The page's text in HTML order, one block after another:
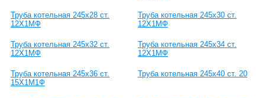
Труба котельная 245х28 ст.
12Х1МФ
Труба котельная 245х30 ст.
12Х1МФ
Труба котельная 245х32 ст.
12Х1МФ
Труба котельная 245х34 ст.
12Х1МФ
Труба котельная 245х36 ст.
15Х1М1Ф
Труба котельная 245х40 ст. 20